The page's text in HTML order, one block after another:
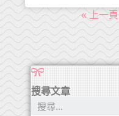
« 上一頁
搜尋文章